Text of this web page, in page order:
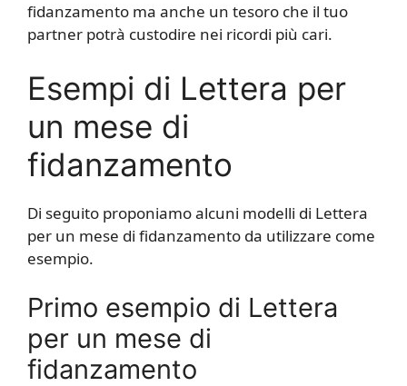
fidanzamento ma anche un tesoro che il tuo
partner potrà custodire nei ricordi più cari.
Esempi di Lettera per
un mese di
fidanzamento
Di seguito proponiamo alcuni modelli di Lettera
per un mese di fidanzamento da utilizzare come
esempio.
Primo esempio di Lettera
per un mese di
fidanzamento